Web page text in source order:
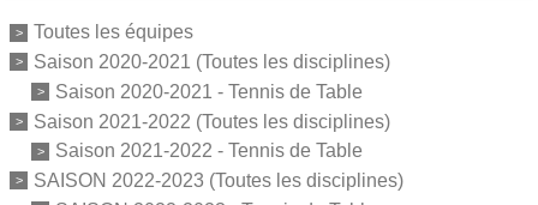
Toutes les équipes
Saison 2020-2021 (Toutes les disciplines)
Saison 2020-2021 - Tennis de Table
Saison 2021-2022 (Toutes les disciplines)
Saison 2021-2022 - Tennis de Table
SAISON 2022-2023 (Toutes les disciplines)